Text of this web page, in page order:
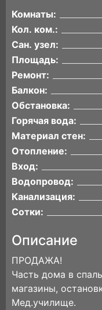
Комнаты:
Кол. ком.:
Сан. узел:
Площадь:
Ремонт:
Балкон:
Обстановка:
Горячая вода:
Материал стен:
Отопление:
Вход:
Водопровод:
Канализация:
Сотки:
Описание
ПРОДАЖА!
Часть дома в
магазины,
Мед.училище.